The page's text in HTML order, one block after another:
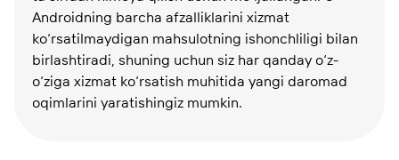
Androidning barcha afzalliklarini xizmat
ko‘rsatilmaydigan mahsulotning ishonchliligi bilan
birlashtiradi, shuning uchun siz har qanday o‘z-
o‘ziga xizmat ko‘rsatish muhitida yangi daromad
oqimlarini yaratishingiz mumkin.